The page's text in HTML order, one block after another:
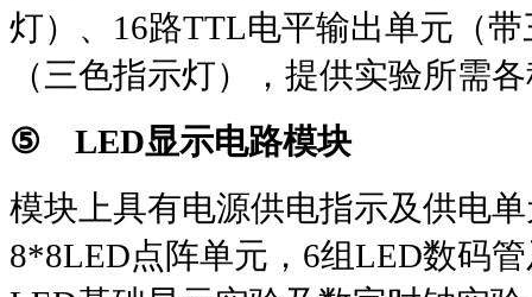
灯）、 16路TTL电平输出单元（
（三色指示灯），提供实验所需
⑤ LED显示电路模块
模块上具有电源供电指示及供电
8*8LED点阵单元， 6组LED数码